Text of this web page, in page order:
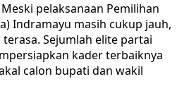
Meski pelaksanaan Pemilihan
Indramayu masih cukup jauh,
Sejumlah elite partai
kader terbaiknya
calon bupati dan wakil